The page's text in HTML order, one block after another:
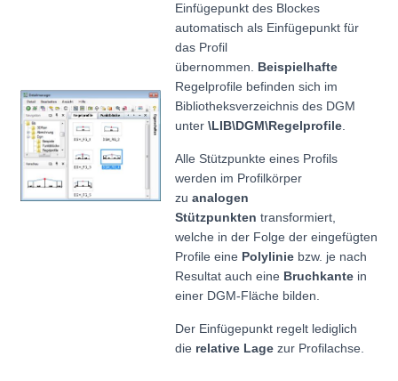
Einfügepunkt des Blockes
automatisch als Einfügepunkt für
das Profil
übernommen.
Beispielhafte
Regelprofile befinden sich im
Bibliotheksverzeichnis des DGM
unter \LIB\DGM\Regelprofile
Alle Stützpunkte eines Profils
werden im Profilkörper
zu analogen
Stützpunkten transformiert,
welche in der Folge der eingefügten
Profile eine Polylinie bzw. je nach
Resultat auch eine Bruchkante in
einer DGM-Fläche bilden.
Der Einfügepunkt regelt lediglich
die relative Lage zur Profilachse.